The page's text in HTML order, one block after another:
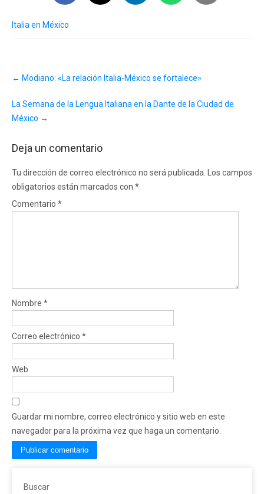
Italia en México
navigation
← Modiano: «La relación Italia-México se fortalece»
La Semana de la Lengua Italiana en la Dante de la Ciudad de
México →
Deja un comentario
Tu dirección de correo electrónico no será publicada.
Los campos
obligatorios están marcados con *
Comentario *
Nombre *
Correo electrónico *
Web
Guardar mi nombre, correo electrónico y sitio web en este
navegador para la próxima vez que haga un comentario.
Buscar